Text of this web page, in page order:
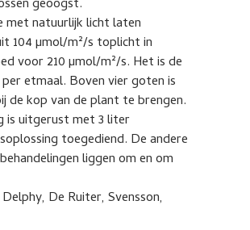
geoogst.
met natuurlijk licht laten
104 µmol/m²/s toplicht in
voor 210 µmol/m²/s. Het is de
etmaal. Boven vier goten is
kop van de plant te brengen.
is uitgerust met 3 liter
toegediend. De andere
liggen om en om
De Ruiter, Svensson,